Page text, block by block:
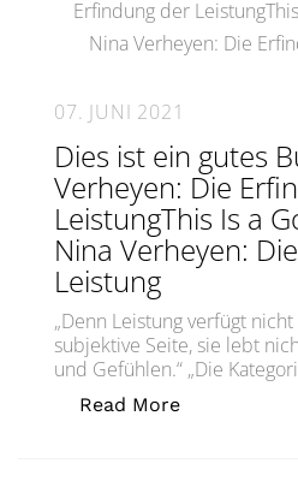
07. JUNI 2021
Dies ist ein gutes
Verheyen: Die
LeistungThis Is a
Nina Verheyen:
Leistung
„Denn Leistung verfügt
subjektive Seite, sie lebt
und Gefühlen.“ „Die
Read More„Dies ist